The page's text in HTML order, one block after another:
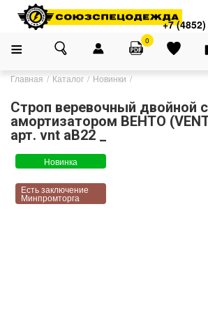
+7
0
Главная Каталог Новинки
Строп веревочный двойной с
амортизатором ВЕНТО
арт. vnt aB22 _
Новинка
Есть заключение
Минпромторга